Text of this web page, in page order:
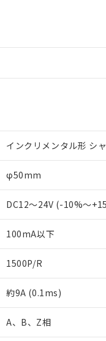
インクリメンタル形 シ
φ50mm
DC12～24V (-10%～
100mA以下
1500P/R
約9A (0.1ms)
A、B、Z相